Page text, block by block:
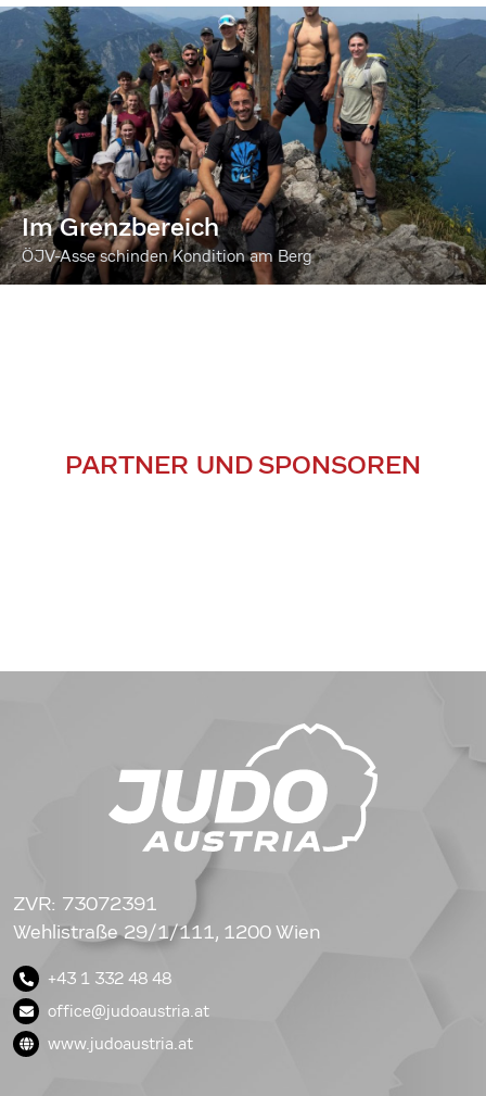
Im Grenzbereich
ÖJV-Asse schinden Kondition am Berg
PARTNER UND SPONSOREN
ZVR: 73072391
Wehlistraße 29/1/111, 1200 Wien
+43 1 332 48 48
office@judoaustria.at
www.judoaustria.at